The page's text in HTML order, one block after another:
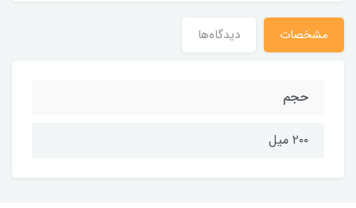
مشخصات دیدگاه‌ها
حجم
۲۰۰ میل